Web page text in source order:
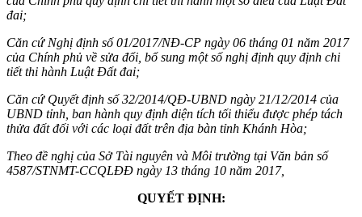
đai;
Căn cứ Nghị định số 01/2017/NĐ-CP ngày 06 tháng 01 năm 2017
của Chính phủ về sửa đổi, bổ sung một số nghị định quy định chi
tiết thi hành Luật Đất đai;
Căn cứ Quyết định số 32/2014/QĐ-UBND ngày 21/12/2014 của
UBND tỉnh, ban hành quy định diện tích tối thiểu được phép tách
thửa đất đối với các loại đất trên địa bàn tỉnh Khánh Hòa;
Theo đề nghị của Sở Tài nguyên và Môi trường tại Văn bản số
4587/STNMT-CCQLĐĐ ngày 13 tháng 10 năm 2017,
QUYẾT ĐỊNH: